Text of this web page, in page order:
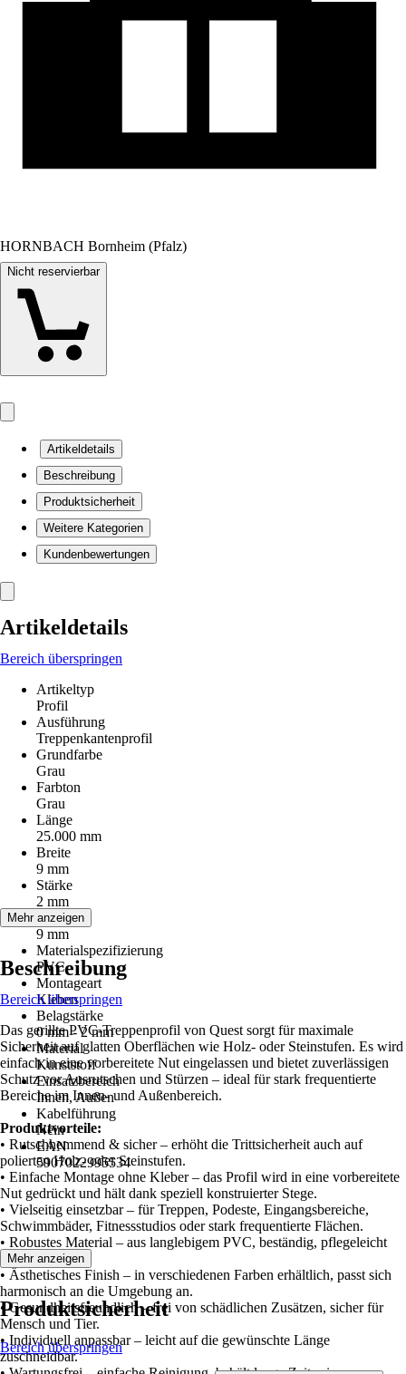
HORNBACH Bornheim (Pfalz)
Nicht reservierbar
Artikeldetails
Beschreibung
Produktsicherheit
Weitere Kategorien
Kundenbewertungen
Artikeldetails
Bereich überspringen
Artikeltyp
Profil
Ausführung
Treppenkantenprofil
Grundfarbe
Grau
Farbton
Grau
Länge
25.000 mm
Breite
9 mm
Stärke
2 mm
Höhe
9 mm
Materialspezifizierung
PVC
Montageart
Kleben
Belagstärke
0 mm - 2 mm
Material
Kunststoff
Einsatzbereich
Innen, Außen
Kabelführung
Nein
EAN
5907022995534
Mehr anzeigen
Beschreibung
Bereich überspringen
Das gerillte PVC-Treppenprofil von Quest sorgt für maximale
Sicherheit auf glatten Oberflächen wie Holz- oder Steinstufen. Es wird
einfach in eine vorbereitete Nut eingelassen und bietet zuverlässigen
Schutz vor Ausrutschen und Stürzen – ideal für stark frequentierte
Bereiche im Innen- und Außenbereich.
Produktvorteile:
• Rutschhemmend & sicher – erhöht die Trittsicherheit auch auf
polierten Holz- oder Steinstufen.
• Einfache Montage ohne Kleber – das Profil wird in eine vorbereitete
Nut gedrückt und hält dank speziell konstruierter Stege.
• Vielseitig einsetzbar – für Treppen, Podeste, Eingangsbereiche,
Schwimmbäder, Fitnessstudios oder stark frequentierte Flächen.
• Robustes Material – aus langlebigem PVC, beständig, pflegeleicht
und formstabil.
• Ästhetisches Finish – in verschiedenen Farben erhältlich, passt sich
harmonisch an die Umgebung an.
• Gesundheitsfreundlich – frei von schädlichen Zusätzen, sicher für
Mensch und Tier.
• Individuell anpassbar – leicht auf die gewünschte Länge
zuschneidbar.
Mehr anzeigen
Produktsicherheit
Bereich überspringen